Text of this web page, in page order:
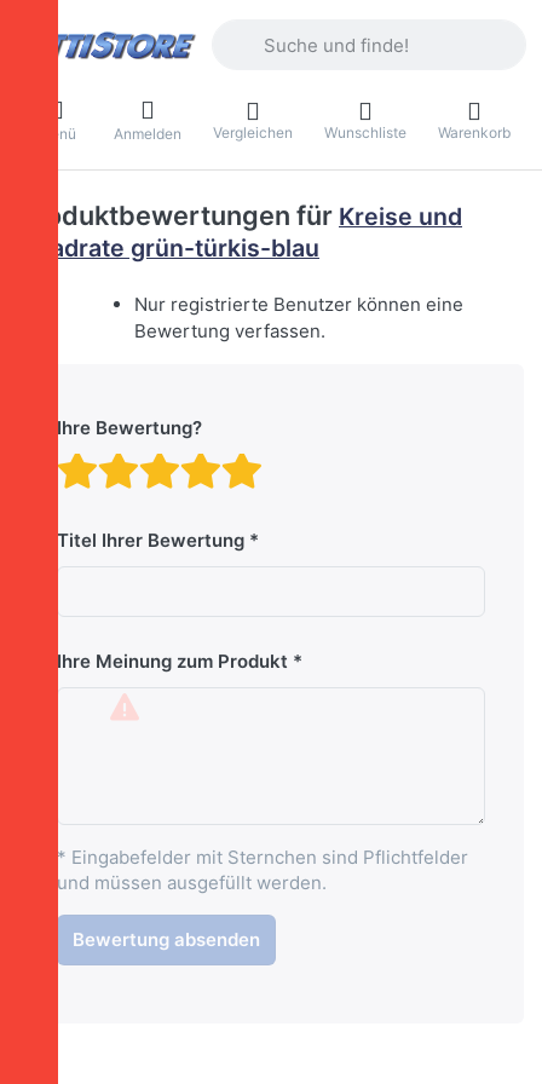
Menü Anmelden Vergleichen Wunschliste Warenkorb
Produktbewertungen für Kreise und
Quadrate grün-türkis-blau
Nur registrierte Benutzer können eine
Bewertung verfassen.
Ihre Bewertung?
Bewertung: 4 von
Bewertung: 3 von 5
Bewertung: 2 von 5
Bewertung: 1 von 5
Titel Ihrer Bewertung
Ihre Meinung zum Produkt
* Eingabefelder mit Sternchen sind Pflichtfelder
und müssen ausgefüllt werden.
Bewertung absenden